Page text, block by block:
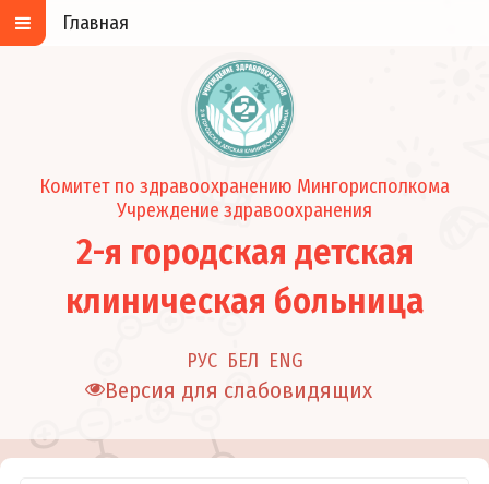
Комитет по здравоохранению Мингорисполкома
Учреждение здравоохранения
2-я городская детская
клиническая больница
РУС БЕЛ ENG
Версия для слабовидящих
Главная